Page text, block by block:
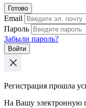
Готово
Email
Пароль
Забыли пароль?
Войти
Регистрация прошла
На Вашу электронную